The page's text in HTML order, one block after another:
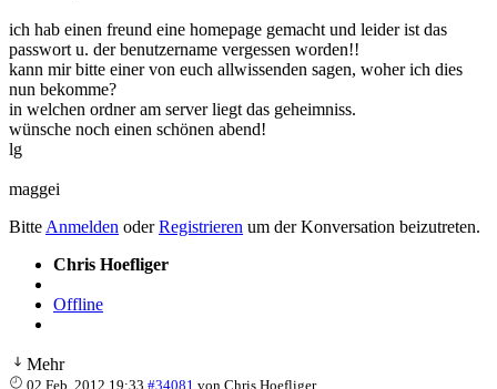
ich hab einen freund eine homepage gemacht und leider ist das
passwort u. der benutzername vergessen worden!!
kann mir bitte einer von euch allwissenden sagen, woher ich dies
nun bekomme?
in welchen ordner am server liegt das geheimniss.
wünsche noch einen schönen abend!
lg
maggei
Bitte Anmelden oderRegistrieren um der Konversation beizutreten.
Chris Hoefliger
Offline
Mehr
02 Feb. 2012 19:33 #34081 vonChris Hoefliger